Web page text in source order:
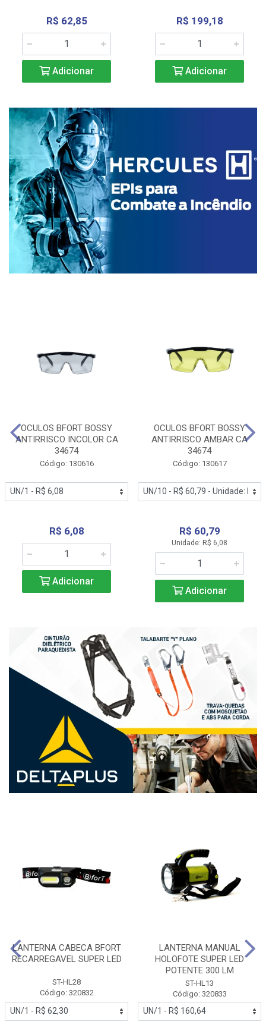
R$ 62,85
Adicionar
R$ 199,18
Adicionar
OCULOS BFORT BOSSY
ANTIRRISCO INCOLOR CA
34674
Código: 130616
R$ 6,08
Adicionar
OCULOS BFORT BOSSY
ANTIRRISCO AMBAR CA
34674
Código: 130617
R$ 60,79
Unidade: R$ 6,08
Adicionar
LANTERNA CABECA BFORT
RECARREGAVEL SUPER LED
ST-HL28
Código: 320832
LANTERNA MANUAL
HOLOFOTE SUPER LED
POTENTE 300 LM
ST-HL13
Código: 320833